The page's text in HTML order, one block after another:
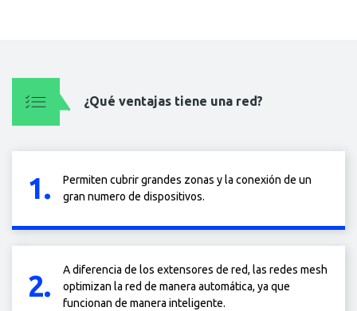
¿Qué ventajas tiene una red?
1.
Permiten cubrir grandes zonas y la conexión de un
gran numero de dispositivos.
2.
A diferencia de los extensores de red, las redes mesh
optimizan la red de manera automática, ya que
funcionan de manera inteligente.